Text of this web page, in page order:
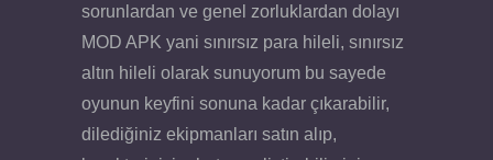
sorunlardan ve genel zorluklardan dolayı
MOD APK yani sınırsız para hileli, sınırsız
altın hileli olarak sunuyorum bu sayede
oyunun keyfini sonuna kadar çıkarabilir,
dilediğiniz ekipmanları satın alıp,